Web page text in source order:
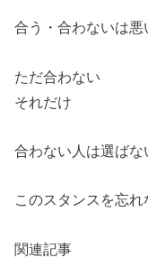
合う・合わないは
ただ合わない
それだけ
合わない人は選ばな
このスタンスを忘
関連記事